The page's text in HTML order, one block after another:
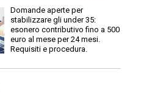
Domande aperte per
stabilizzare gli under 35:
esonero contributivo fino a 500
euro al mese per 24 mesi.
Requisiti e procedura.